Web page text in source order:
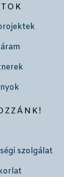
szolgálat